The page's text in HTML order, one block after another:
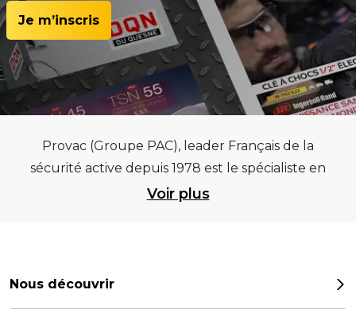
Je m’inscris
Provac (Groupe PAC), leader Français de la
sécurité active depuis 1978 est le spécialiste en
équipements pour garages et centres
meilleurs équipements sur des critères de
Voir plus
Nous découvrir